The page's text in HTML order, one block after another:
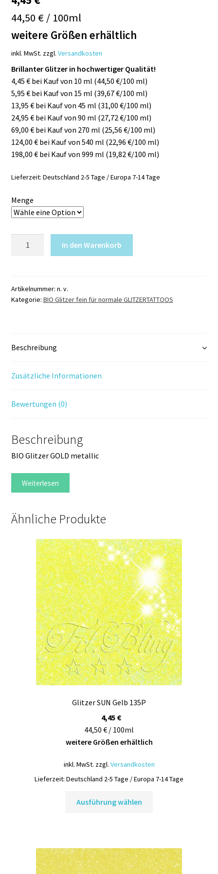
44,50 € / 100ml
weitere Größen erhältlich
inkl. MwSt. zzgl. Versandkosten
Brillanter Glitzer in hochwertiger Qualität!
4,45 € bei Kauf von 10 ml (44,50 €/100 ml)
5,95 € bei Kauf von 15 ml (39,67 €/100 ml)
13,95 € bei Kauf von 45 ml (31,00 €/100 ml)
24,95 € bei Kauf von 90 ml (27,72 €/100 ml)
69,00 € bei Kauf von 270 ml (25,56 €/100 ml)
124,00 € bei Kauf von 540 ml (22,96 €/100 ml)
198,00 € bei Kauf von 999 ml (19,82 €/100 ml)
Lieferzeit: Deutschland 2-5 Tage / Europa 7-14 Tage
Menge
702
K
In den Warenkorb
Artikelnummer: n. v.
Kategorie: BIO Glitzer fein für normale GLITZERTATTOOS
Beschreibung
Zusätzliche Informationen
Bewertungen (0)
Beschreibung
BIO Glitzer GOLD metallic
Weiterlesen
Ähnliche Produkte
Glitzer SUN Gelb 135P
4,45 €
44,50 € / 100ml
weitere Größen erhältlich
inkl. MwSt. zzgl. Versandkosten
Lieferzeit: Deutschland 2-5 Tage / Europa 7-14 Tage
Ausführung wählen
auf.
Die